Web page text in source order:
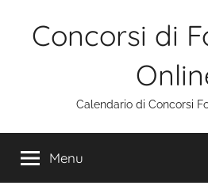
Concorsi di
Calendario di Concorsi
Menu